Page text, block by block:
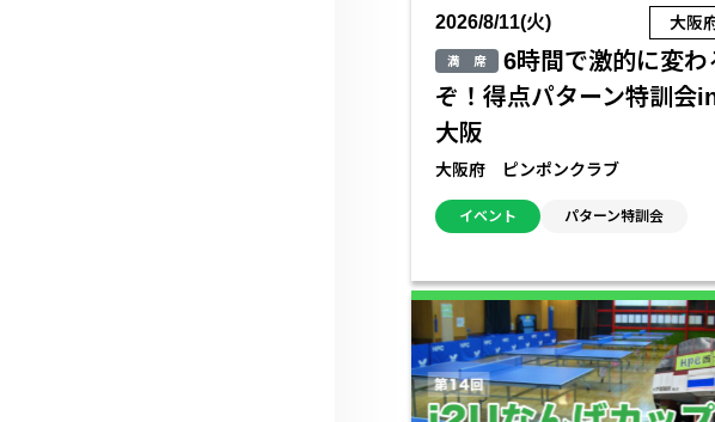
2026/8/11(火) 大阪
満 席
6時間で激的に変わ
ぞ！得点パターン特訓会
大阪
大阪府 ピンポンクラブ
イベント パターン特訓会